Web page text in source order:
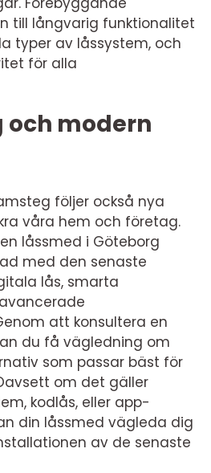
till långvarig funktionalitet
typer av låssystem, och
för alla
och modern
följer också nya
våra hem och företag.
låssmed i Göteborg
med den senaste
lås, smarta
att konsultera en
du få vägledning om
som passar bäst för
om det gäller
kodlås, eller app-
din låssmed vägleda dig
av de senaste